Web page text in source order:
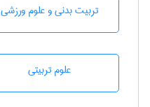
تربيت بدنی و علوم ورزشی
علوم تربيتی